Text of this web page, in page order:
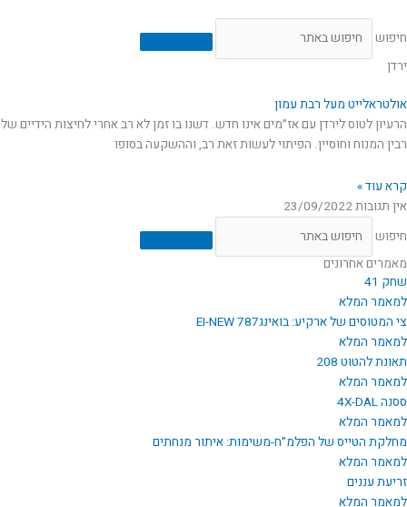
חיפוש
ירדן
אולטראלייט מעל רבת עמון
הרעיון לטוס לירדן עם אז״מים אינו חדש. דשנו בו זמן לא רב אחרי לחיצות הידיים של
רבין המנוח וחוסיין. הפיתוי לעשות זאת רב, וההשקעה בסופו
קרא עוד »
אין תגובות23/09/2022
חיפוש
מאמרים אחרונים
שחק 41
למאמר המלא
צי המטוסים של ארקיע: בואינג787 EI-NEW
למאמר המלא
תאונת להטוט 208
למאמר המלא
ססנה 4X-DAL
למאמר המלא
מחלקת הטייס של הפלמ"ח-משימות: איתור מנחתים
למאמר המלא
זריעת עננים
למאמר המלא